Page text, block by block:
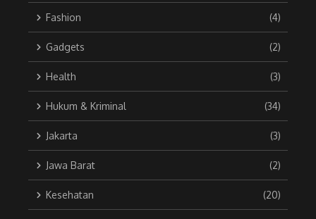
Fashion (4)
Gadgets (2)
Health (3)
Hukum & Kriminal (34)
Jakarta (3)
Jawa Barat (2)
Kesehatan (20)